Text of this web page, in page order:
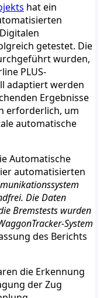
hat ein
getestet. Die
wurden,
PLUS-
adaptiert werden
Ergebnisse
erforderlich, um
automatische
Automatische
automatisierten
Die Daten
Bremstests wurden
System
des Berichts
die Erkennung
der Zug